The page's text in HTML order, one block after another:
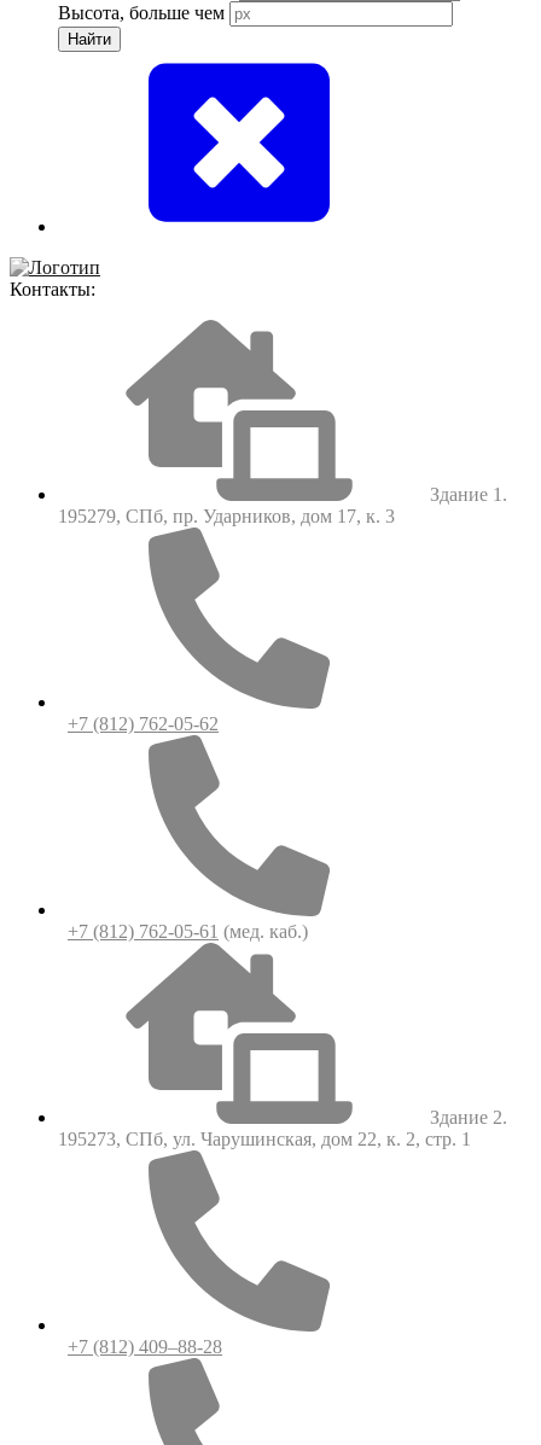
Высота, больше чем
Найти
Контакты:
Здание 1.
195279, СПб, пр. Ударников, дом 17, к. 3
+7 (812) 762-05-62
+7 (812) 762-05-61 (мед. каб.)
Здание 2.
195273, СПб, ул. Чарушинская, дом 22, к. 2, стр. 1
+7 (812) 409–88-28